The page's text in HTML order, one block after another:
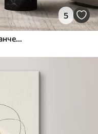
5
Абстрактні криві з жовто-помаранчевими та бежевими акцентами